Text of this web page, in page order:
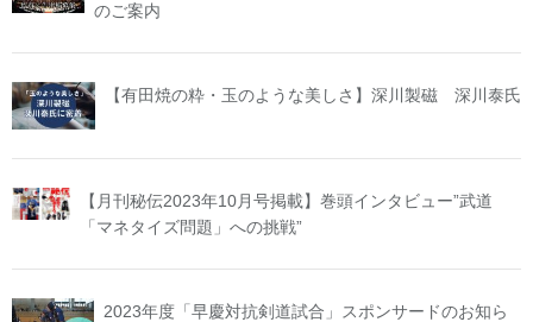
のご案内
【有田焼の粋・玉のような美しさ】深川製磁 深川泰氏
【月刊秘伝2023年10月号掲載】巻頭インタビュー”武道
「マネタイズ問題」への挑戦”
2023年度「早慶対抗剣道試合」スポンサードのお知ら